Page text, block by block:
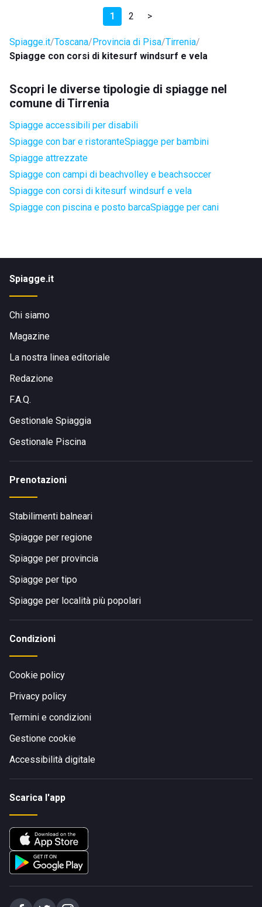
1 2 >
Spiagge.it Toscana Provincia di Pisa Tirrenia
Spiagge con corsi di kitesurf windsurf e vela
Scopri le diverse tipologie di spiagge nel
comune di Tirrenia
Spiagge accessibili per disabili
Spiagge con bar e ristoranteSpiagge per bambini
Spiagge attrezzate
Spiagge con campi di beachvolley e beachsoccer
Spiagge con corsi di kitesurf windsurf e vela
Spiagge con piscina e posto barcaSpiagge per cani
Spiagge.it
Chi siamo
Magazine
La nostra linea editoriale
Redazione
F.A.Q.
Gestionale Spiaggia
Gestionale Piscina
Prenotazioni
Stabilimenti balneari
Spiagge per regione
Spiagge per provincia
Spiagge per tipo
Spiagge per località più popolari
Condizioni
Cookie policy
Privacy policy
Termini e condizioni
Gestione cookie
Accessibilità digitale
Scarica l'app